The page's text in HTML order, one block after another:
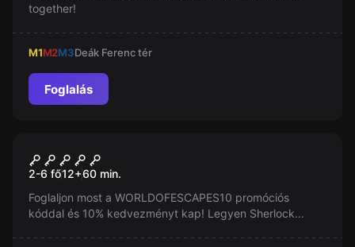
together!
M1M2M3Deák Ferenc tér
Foglalás
Sherlock - Detektív Sztori
2-6 fő12+60 min.
Foglaljon most a WORLDOFESCAPES10 promóciós
kóddal és 10% kedvezményt kap! Legyen Sherlock